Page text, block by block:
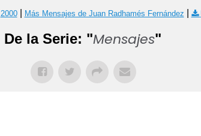
2000| Más Mensajes de Juan Radhamés Fernández
De la Serie: "Mensajes"